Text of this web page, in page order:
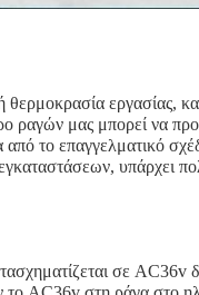
εργασίας,
ραγών μας μπορεί να
το επαγγελματικό
υπάρχει
σε AC36v